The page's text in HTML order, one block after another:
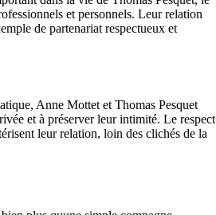
et personnels. Leur relation
de partenariat respectueux et
Anne Mottet et Thomas Pesquet
et à préserver leur intimité. Le respect
leur relation, loin des clichés de la